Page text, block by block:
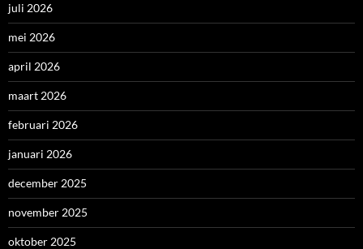
juli 2026
mei 2026
april 2026
maart 2026
februari 2026
januari 2026
december 2025
november 2025
oktober 2025